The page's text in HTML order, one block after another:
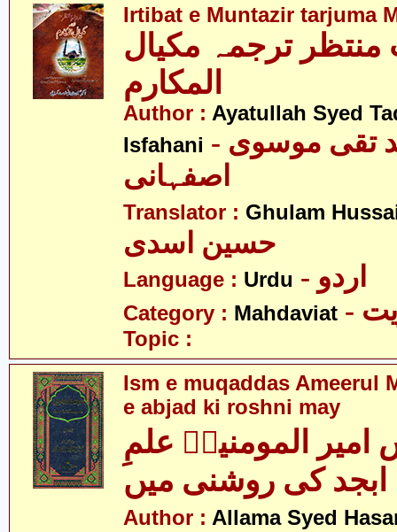
Irtibat e Muntazir tarjuma
منتظر ترجمہ مکیال
المکارم
Author : Ayatullah Syed
Isfahani - آیت اللہ سید تقی موسوی
اصفہانی
Translator : Ghulam
حسین اسدی
Language : Urdu - اردو
Category : Mahdaviat
Topic :
Ism e muqaddas Ameerul
e abjad ki roshni may
المومنینؑ علمِ
ابجد کی روشنی میں
Author : Allama Syed